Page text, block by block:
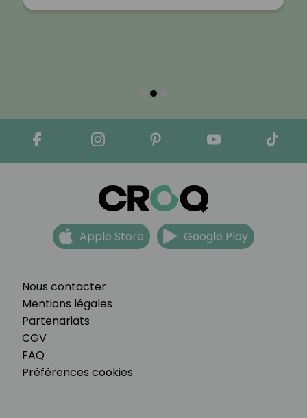
Nous contacter
Mentions légales
Partenariats
CGV
FAQ
Préférences cookies
Apple Store Google Play